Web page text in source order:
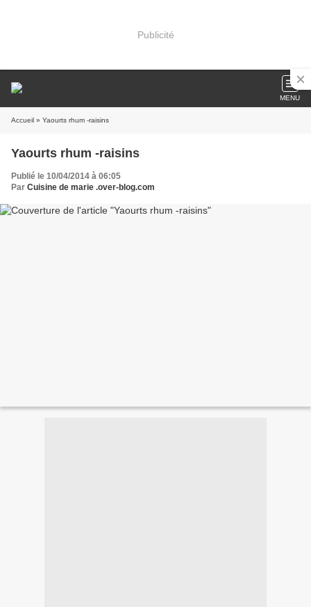
Publicité
MENU
Accueil » Yaourts rhum -raisins
Yaourts rhum -raisins
Publié le 10/04/2014 à 06:05
Par Cuisine de marie .over-blog.com